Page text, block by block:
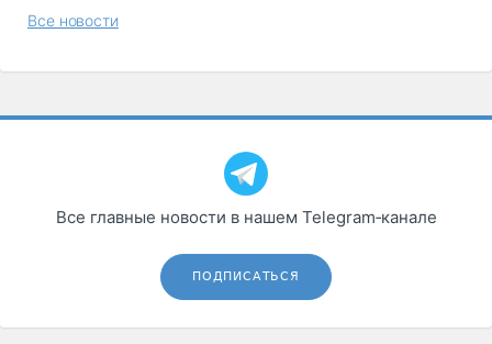
Все новости
Все главные новости в нашем Telegram‑канале
ПОДПИСАТЬСЯ